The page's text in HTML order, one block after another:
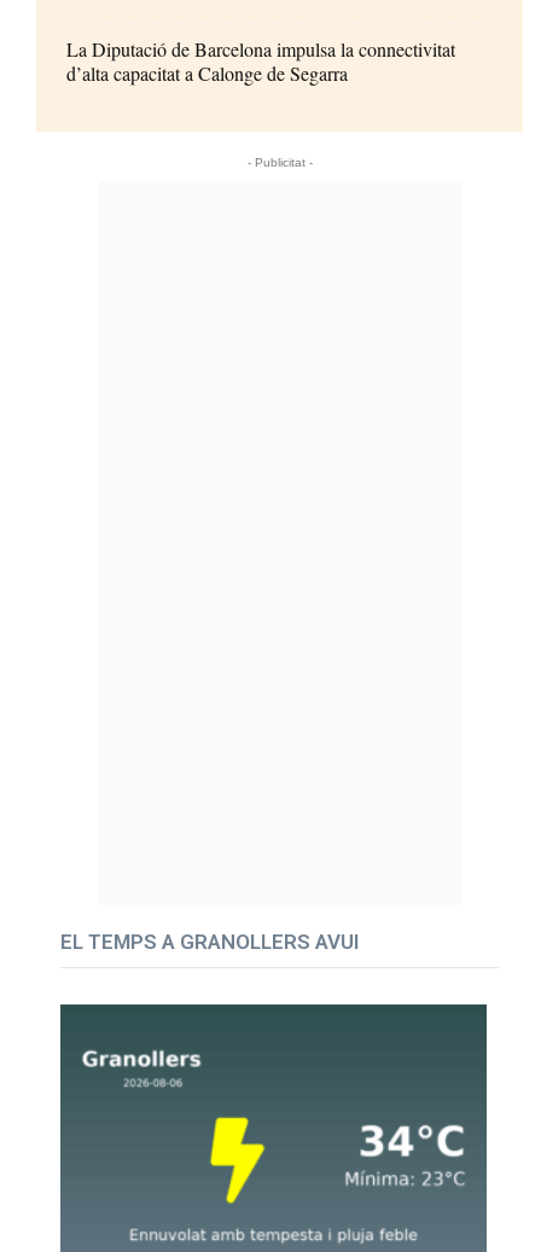
La Diputació de Barcelona impulsa la connectivitat
d’alta capacitat a Calonge de Segarra
- Publicitat -
EL TEMPS A GRANOLLERS AVUI